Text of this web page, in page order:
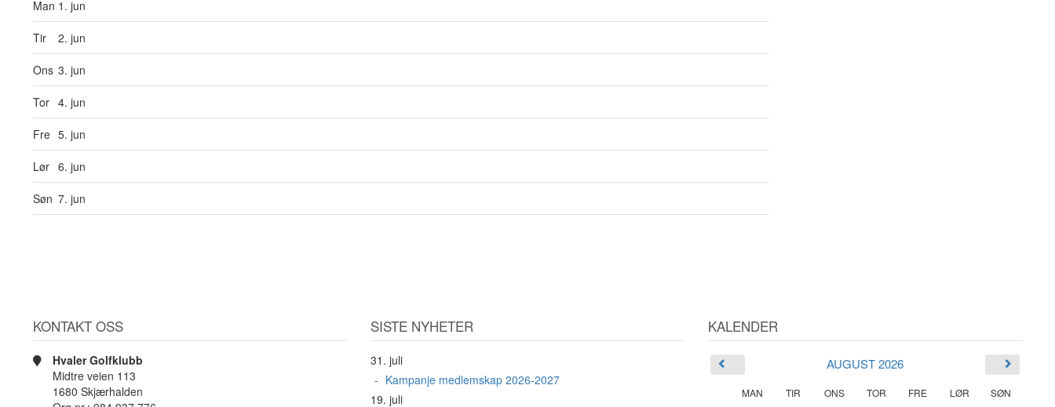
Man 1. jun
Tir 2. jun
Ons 3. jun
Tor 4. jun
Fre 5. jun
Lør 6. jun
Søn 7. jun
KONTAKT OSS
Hvaler Golfklubb
Midtre veien 113
1680 Skjærhalden
SISTE NYHETER
31. juli
Kampanje medlemskap 2026-2027
19. juli
KALENDER
AUGUST 2026
MAN TIR ONS TOR FRE LØR SØN